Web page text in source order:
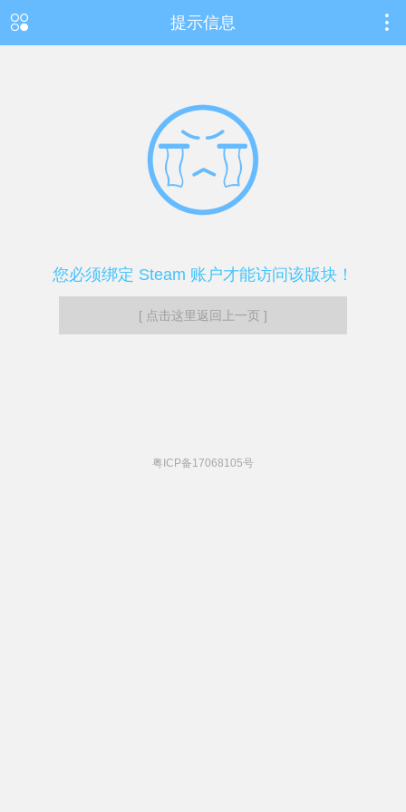
提示信息
您必须绑定 Steam 账户才能访问该版块！
[ 点击这里返回上一页 ]
粤ICP备17068105号